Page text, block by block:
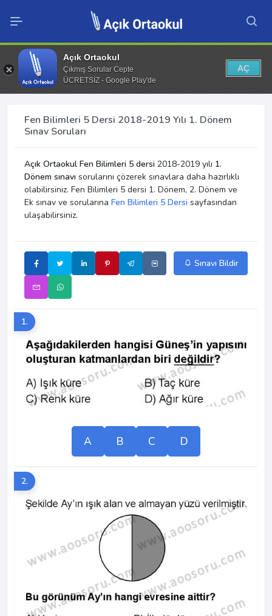
Açık Ortaokul
Çıkmış Sorular Cepte
ÜCRETSİZ - Google Play'de
AÇ
Fen Bilimleri 5 Dersi 2018-2019 Yılı 1. Dönem
Sınav Soruları
Açık Ortaokul Fen Bilimleri 5 dersi 2018-2019 yılı 1.
Dönem sınavı sorularını çözerek sınavlara daha hazırlıklı
olabilirsiniz. Fen Bilimleri 5 dersi 1. Dönem, 2. Dönem ve
Ek sınav ve sorularına Fen Bilimleri 5 Dersi sayfasından
ulaşabilirsiniz.
Sınavı Bildir
1.
A B C D
2.